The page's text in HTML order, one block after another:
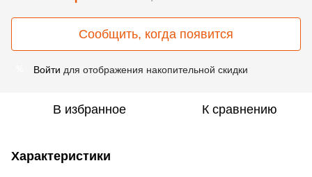
Сообщить, когда появится
Войти для отображения накопительной скидки
В избранное К сравнению
Характеристики